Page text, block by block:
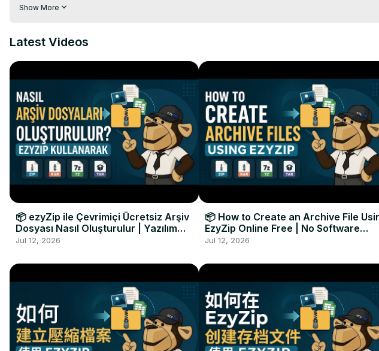
单击“选择要存档的文件”以打开文件选择器
3.（可选）单击“创建拆分 ZIP 文件”按钮旁边的向下箭头，设置所需的压缩级别。
5. 单击“保存”以保存单个 ZIP 部分，或单击“全部保存”以将所有 ZIP 部分保存到目标文件夹。
TWITTER :
https://twitter.com/ezyzip
FACEBOOK : https://www.facebook.com/ezyzip/
Show More
Latest Videos
📦 ezyZip ile Çevrimiçi Ücretsiz Arşiv
Dosyası Nasıl Oluşturulur | Yazılım
Kurulumu Gerekmez
Jul 12, 2026
📦 How to Create an Archive File
EzyZip Online Free | No Software
Installation Required
Jul 12, 2026